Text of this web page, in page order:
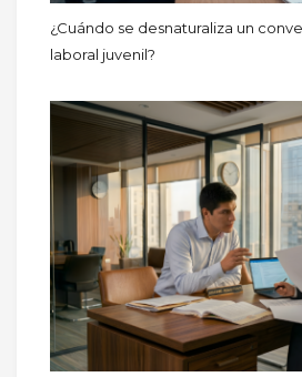
¿Cuándo se desnaturaliza un
laboral juvenil?